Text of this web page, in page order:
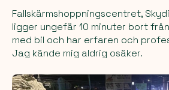
Fallskärmshoppningscentret,
ligger ungefär 10 minuter bort
med bil och har erfaren och
Jag kände mig aldrig osäker.